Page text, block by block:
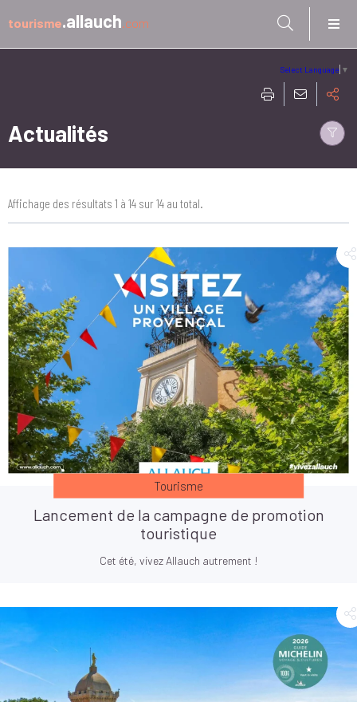
tourisme.allauch .com
Select Language ▼
Actualités
Affichage des résultats 1 à 14 sur 14 au total.
Tourisme
Lancement de la campagne de promotion
touristique
Cet été, vivez Allauch autrement !